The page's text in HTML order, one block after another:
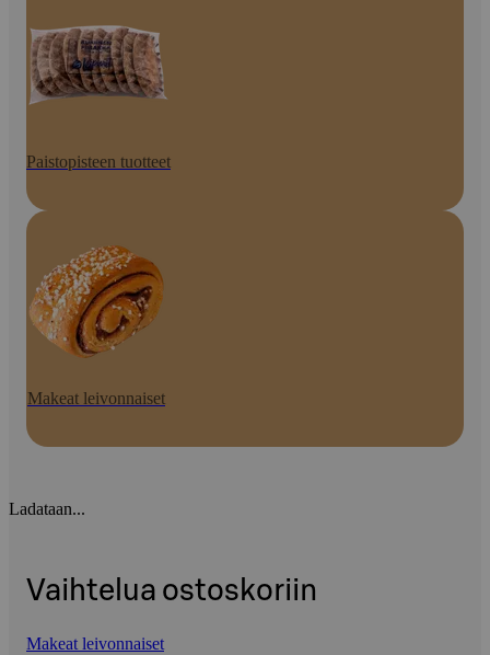
Paistopisteen tuotteet
Makeat leivonnaiset
Ladataan...
Vaihtelua ostoskoriin
Makeat leivonnaiset